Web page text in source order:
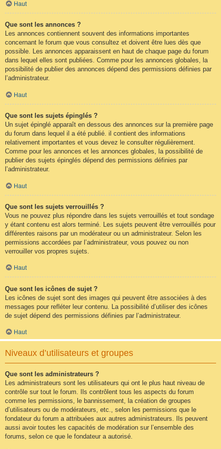
Haut
Que sont les annonces ?
Les annonces contiennent souvent des informations importantes
concernant le forum que vous consultez et doivent être lues dès que
possible. Les annonces apparaissent en haut de chaque page du forum
dans lequel elles sont publiées. Comme pour les annonces globales, la
possibilité de publier des annonces dépend des permissions définies par
l’administrateur.
Haut
Que sont les sujets épinglés ?
Un sujet épinglé apparaît en dessous des annonces sur la première page
du forum dans lequel il a été publié. il contient des informations
relativement importantes et vous devez le consulter régulièrement.
Comme pour les annonces et les annonces globales, la possibilité de
publier des sujets épinglés dépend des permissions définies par
l’administrateur.
Haut
Que sont les sujets verrouillés ?
Vous ne pouvez plus répondre dans les sujets verrouillés et tout sondage
y étant contenu est alors terminé. Les sujets peuvent être verrouillés pour
différentes raisons par un modérateur ou un administrateur. Selon les
permissions accordées par l’administrateur, vous pouvez ou non
verrouiller vos propres sujets.
Haut
Que sont les icônes de sujet ?
Les icônes de sujet sont des images qui peuvent être associées à des
messages pour refléter leur contenu. La possibilité d’utiliser des icônes
de sujet dépend des permissions définies par l’administrateur.
Haut
Niveaux d’utilisateurs et groupes
Que sont les administrateurs ?
Les administrateurs sont les utilisateurs qui ont le plus haut niveau de
contrôle sur tout le forum. Ils contrôlent tous les aspects du forum
comme les permissions, le bannissement, la création de groupes
d’utilisateurs ou de modérateurs, etc., selon les permissions que le
fondateur du forum a attribuées aux autres administrateurs. Ils peuvent
aussi avoir toutes les capacités de modération sur l’ensemble des
forums, selon ce que le fondateur a autorisé.